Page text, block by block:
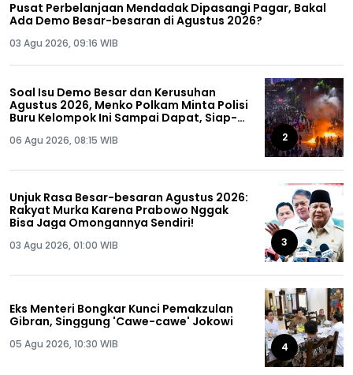
Pusat Perbelanjaan Mendadak Dipasangi Pagar, Bakal
Ada Demo Besar-besaran di Agustus 2026?
03 Agu 2026, 09:16 WIB
Soal Isu Demo Besar dan Kerusuhan
Agustus 2026, Menko Polkam Minta Polisi
Buru Kelompok Ini Sampai Dapat, Siap-
06 Agu 2026, 08:15 WIB 2
Unjuk Rasa Besar-besaran Agustus 2026:
Rakyat Murka Karena Prabowo Nggak
Bisa Jaga Omongannya Sendiri!
03 Agu 2026, 01:00 WIB 3
Eks Menteri Bongkar Kunci Pemakzulan
Gibran, Singgung 'Cawe-cawe' Jokowi
05 Agu 2026, 10:30 WIB 4